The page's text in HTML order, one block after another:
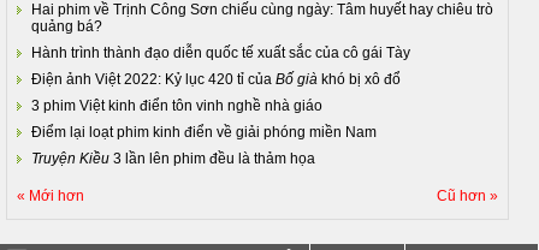
Hai phim về Trịnh Công Sơn chiếu cùng ngày: Tâm huyết hay chiêu trò
quảng bá?
Hành trình thành đạo diễn quốc tế xuất sắc của cô gái Tày
Điện ảnh Việt 2022: Kỷ lục 420 tỉ của Bố già khó bị xô đổ
3 phim Việt kinh điển tôn vinh nghề nhà giáo
Điểm lại loạt phim kinh điển về giải phóng miền Nam
Truyện Kiều 3 lần lên phim đều là thảm họa
« Mới hơn Cũ hơn »